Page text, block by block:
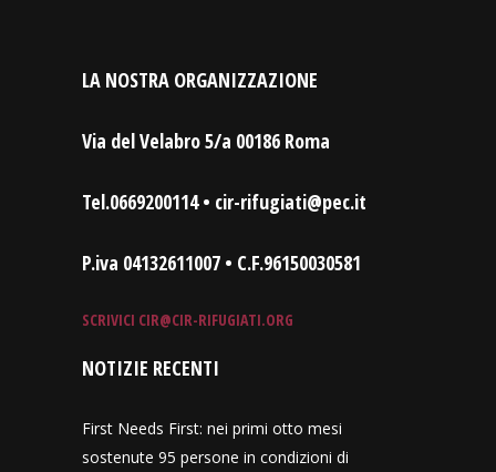
LA NOSTRA ORGANIZZAZIONE
Via del Velabro 5/a 00186 Roma
Tel.0669200114 • cir-rifugiati@pec.it
P.iva 04132611007 • C.F.96150030581
SCRIVICI CIR@CIR-RIFUGIATI.ORG
NOTIZIE RECENTI
First Needs First: nei primi otto mesi
sostenute 95 persone in condizioni di